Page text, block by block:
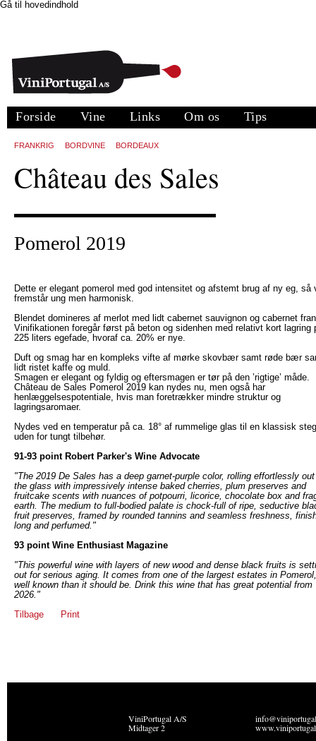
Gå til hovedindhold
Forside Vine Links Om os Tips
FRANKRIG BORDVINE BORDEAUX
Château des Sales
Pomerol 2019
Dette er elegant pomerol med god intensitet og afstemt brug af ny eg, så
fremstår ung men harmonisk.
Blendet domineres af merlot med lidt cabernet sauvignon og cabernet
Vinifikationen foregår først på beton og sidenhen med relativt kort lagring
225 liters egefade, hvoraf ca. 20% er nye.
Duft og smag har en kompleks vifte af mørke skovbær samt røde bær
lidt ristet kaffe og muld.
Smagen er elegant og fyldig og eftersmagen er tør på den ’rigtige’ måde.
Château de Sales Pomerol 2019 kan nydes nu, men også har
henlæggelsespotentiale, hvis man foretrækker mindre struktur og
lagringsaromaer.
Nydes ved en temperatur på ca. 18° af rummelige glas til en klassisk
uden for tungt tilbehør.
91-93 point Robert Parker's Wine Advocate
"The 2019 De Sales has a deep garnet-purple color, rolling effortlessly
the glass with impressively intense baked cherries, plum preserves and
fruitcake scents with nuances of potpourri, licorice, chocolate box and
earth. The medium to full-bodied palate is chock-full of ripe, seductive
fruit preserves, framed by rounded tannins and seamless freshness,
long and perfumed."
93 point Wine Enthusiast Magazine
"This powerful wine with layers of new wood and dense black fruits is
out for serious aging. It comes from one of the largest estates in
well known than it should be. Drink this wine that has great potential from
2026."
Tilbage
Print
ViniPortugal A/S
Midtager 2